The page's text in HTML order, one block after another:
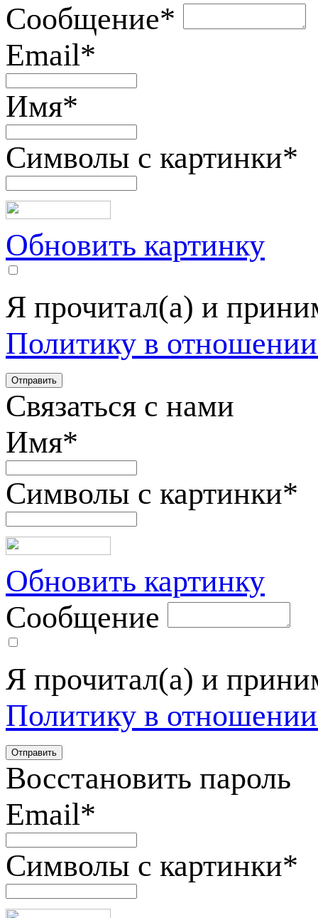
Сообщение*
Email*
Имя*
Символы с картинки*
Обновить картинку
Я прочитал(а) и
Политику в
Связаться с нами
Имя*
Символы с картинки*
Обновить картинку
Сообщение
Я прочитал(а) и
Политику в
Восстановить пароль
Email*
Символы с картинки*